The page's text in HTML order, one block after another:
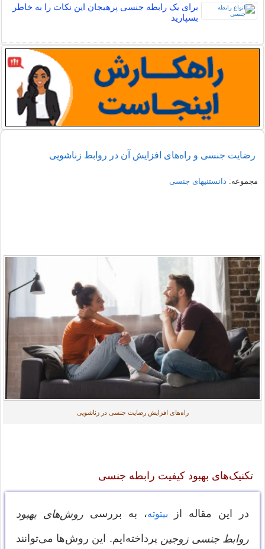
برای یک رابطه جنسی پرهیجان این نکات را به خاطر
بسپارید
رضایت جنسی و راه‌های افزایش آن در روابط زناشویی
مجموعه: دانستنیهای جنسی
راه‌های افزایش رضایت جنسی در زناشویی
تکنیک‌های بهبود کیفیت رابطه جنسی
در این مقاله از بیتوته، به بررسیروش‌های بهبود
روابط جنسی زوجین پرداخته‌ایم. این روش‌ها می‌توانند